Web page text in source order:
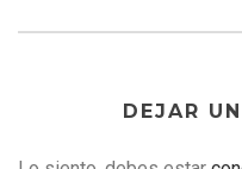
DEJAR